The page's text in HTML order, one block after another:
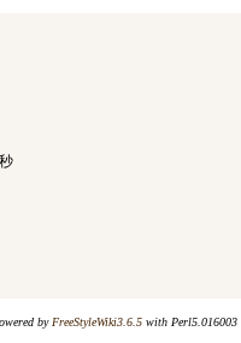
by FreeStyleWiki3.6.5 with Perl5.016003